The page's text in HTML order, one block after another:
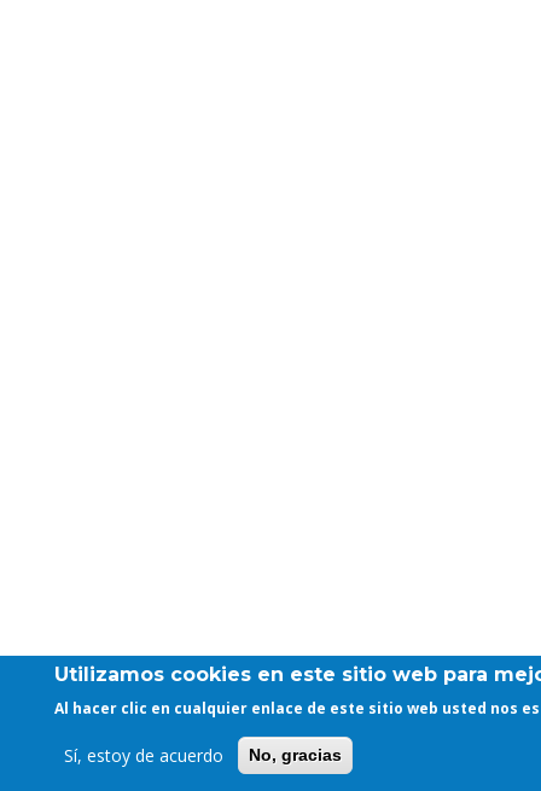
Utilizamos cookies en este sitio web para
Al hacer clic en cualquier enlace de este sitio web usted nos
Sí, estoy de acuerdo No, gracias